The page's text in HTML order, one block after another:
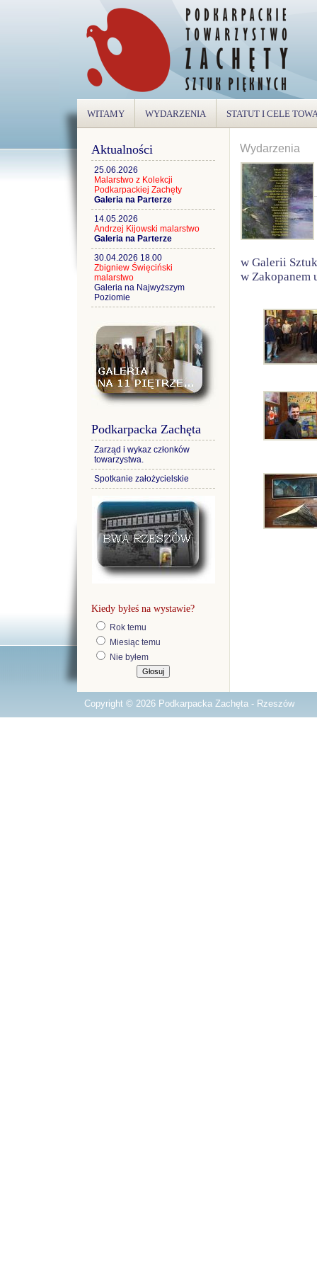
WITAMY WYDARZENIA STATUT I CELE
Aktualności
25.06.2026
Malarstwo z Kolekcji
Podkarpackiej Zachęty
Galeria na Parterze
14.05.2026
Andrzej Kijowski malarstwo
Galeria na Parterze
30.04.2026 18.00
Zbigniew Święciński
malarstwo
Galeria na Najwyższym
Poziomie
Podkarpacka Zachęta
Zarząd i wykaz członków
towarzystwa.
Spotkanie założycielskie
Kiedy byłeś na wystawie?
Rok temu
Miesiąc temu
Nie byłem
Wydarzenia
w Galerii
w Zakopanem
Copyright © 2026 Podkarpacka Zachęta - Rzeszów